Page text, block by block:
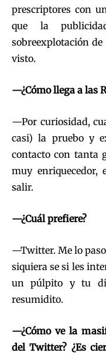
prescriptores con
que la
sobreexplotación
visto.
—¿Cómo llega a las
—Por curiosidad,
casi) la pruebo y
contacto con tanta
muy
salir.
—¿Cuál prefiere?
—Twitter. Me lo
siquiera se si les
un púlpito y tu
resumidito.
—¿Cómo ve la
del Twitter? ¿Es